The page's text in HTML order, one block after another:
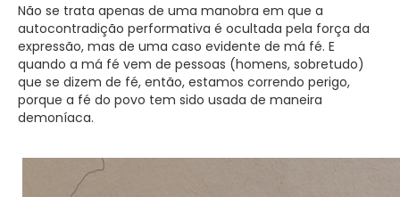
Não se trata apenas de uma manobra em que a
autocontradição performativa é ocultada pela força da
expressão, mas de uma caso evidente de má fé. E
quando a má fé vem de pessoas (homens, sobretudo)
que se dizem de fé, então, estamos correndo perigo,
porque a fé do povo tem sido usada de maneira
demoníaca.